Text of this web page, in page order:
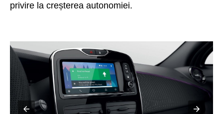
privire la creșterea autonomiei.